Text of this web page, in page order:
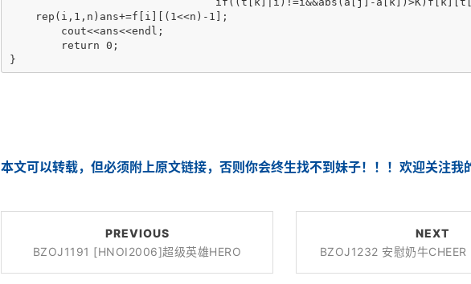
    rep(i,1,n)ans+=f[i][(1<<n)-1];
}
本文可以转载，但必须附上原文链接，否则你会终生找不到妹子！！！欢迎关注我
PREVIOUS
BZOJ1191 [HNOI2006]超级英雄HERO
NEXT
BZOJ1232 安慰奶牛CHEER